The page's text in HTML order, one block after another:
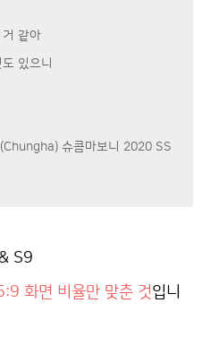
같아
있으니
슈콤마보니 2020 SS
S9
화면 비율만 맞춘 것입니